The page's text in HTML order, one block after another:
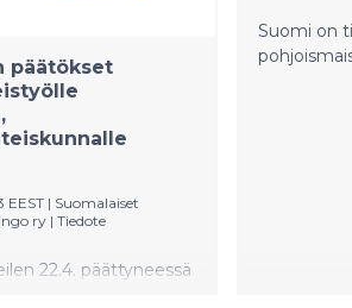
päätökset
EEST | Suomalaiset
ry | Tiedote
22.4. päättyneessä
Suomi on